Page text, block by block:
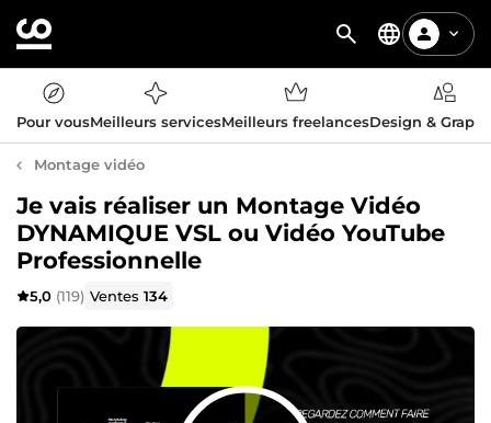
Pour vousMeilleurs servicesMeilleurs freelancesDesign &
Montage vidéo
Je vais réaliser un Montage Vidéo
DYNAMIQUE VSL ou Vidéo YouTube
Professionnelle
5,0 (119) Ventes134